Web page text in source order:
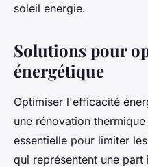
soleil energie.
Solutions pour
énergétique
Optimiser l'efficacité
une rénovation
essentielle pour limiter
qui représentent une